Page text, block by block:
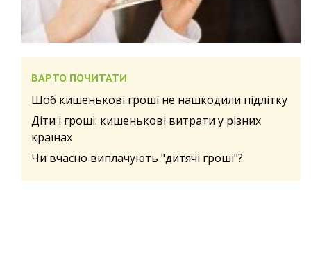
ВАРТО ПОЧИТАТИ
Щоб кишенькові гроші не нашкодили підлітку
Діти і гроші: кишенькові витрати у різних
країнах
Чи вчасно виплачують "дитячі гроші"?